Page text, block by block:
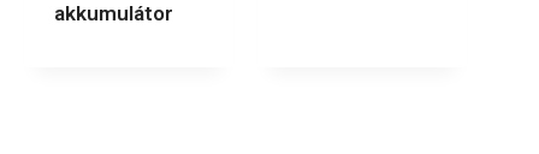
akkumulátor